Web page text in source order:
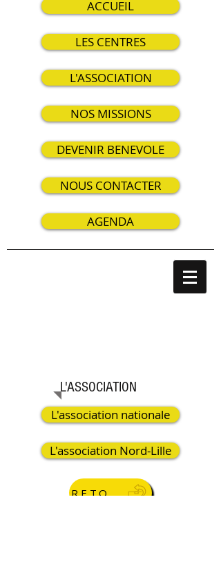
ACCUEIL
LES CENTRES
L'ASSOCIATION
NOS MISSIONS
DEVENIR BENEVOLE
NOUS CONTACTER
AGENDA
L'ASSOCIATION
L'association nationale
L'association Nord-Lille
RETOUR